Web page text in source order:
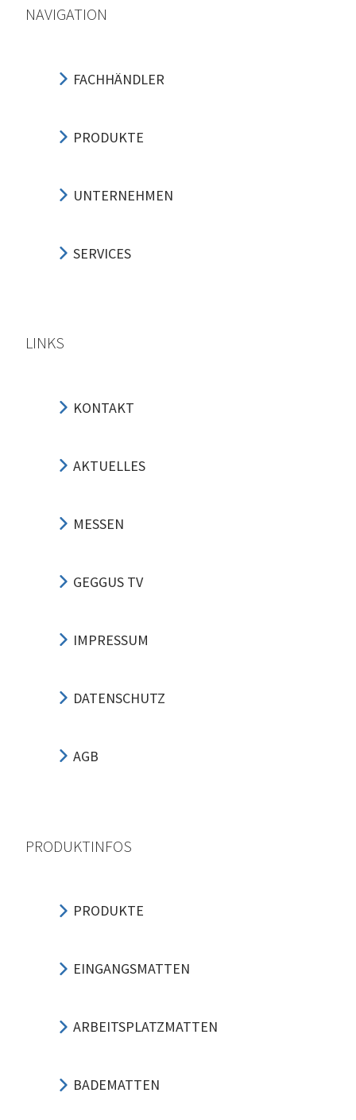
NAVIGATION
FACHHÄNDLER
PRODUKTE
UNTERNEHMEN
SERVICES
LINKS
KONTAKT
AKTUELLES
MESSEN
GEGGUS TV
IMPRESSUM
DATENSCHUTZ
AGB
PRODUKTINFOS
PRODUKTE
EINGANGSMATTEN
ARBEITSPLATZMATTEN
BADEMATTEN